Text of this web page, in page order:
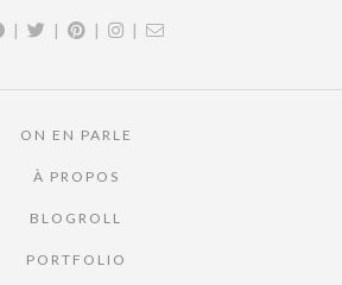
| | | |
ON EN PARLE
À PROPOS
BLOGROLL
PORTFOLIO